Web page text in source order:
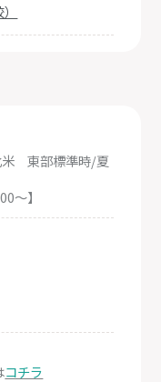
東部標準時/夏
～】
コチラ